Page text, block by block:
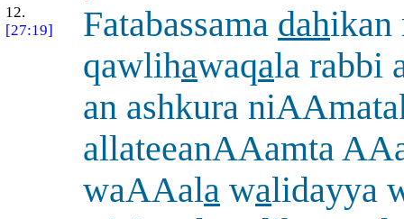
12.
[27:19]
Fatabassama dahikan
qawlihawaqala rabbi
an ashkura
allateeanAAamta
waAAala walidayya